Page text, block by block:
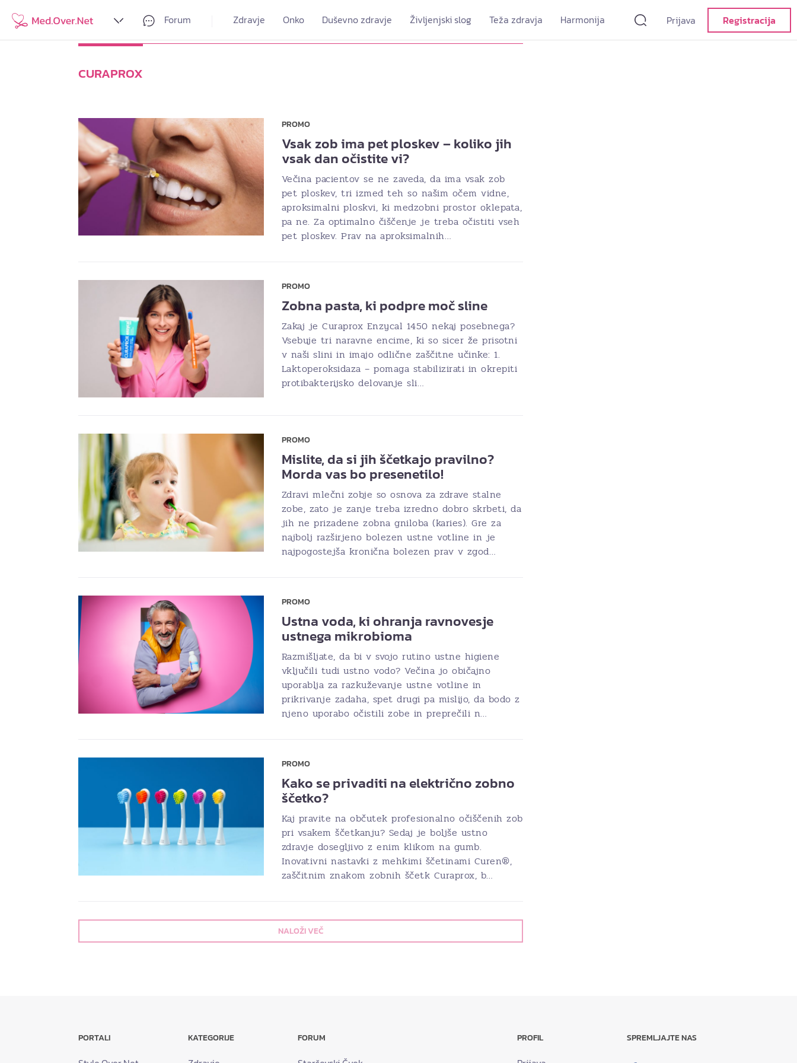
Forum Zdravje Onko Duševno zdravje Življenjski slog Teža zdravja Harmonija Prijava Registracija
CURAPROX
PROMO
Vsak zob ima pet ploskev – koliko jih
vsak dan očistite vi?
Večina pacientov se ne zaveda, da ima vsak zob
pet ploskev, tri izmed teh so našim očem vidne,
aproksimalni ploskvi, ki medzobni prostor oklepata,
pa ne. Za optimalno čiščenje je treba očistiti vseh
pet ploskev. Prav na aproksimalnih…
PROMO
Zobna pasta, ki podpre moč sline
Zakaj je Curaprox Enzycal 1450 nekaj posebnega?
Vsebuje tri naravne encime, ki so sicer že prisotni
v naši slini in imajo odlične zaščitne učinke: 1.
Laktoperoksidaza – pomaga stabilizirati in okrepiti
protibakterijsko delovanje sli…
PROMO
Mislite, da si jih ščetkajo pravilno?
Morda vas bo presenetilo!
Zdravi mlečni zobje so osnova za zdrave stalne
zobe, zato je zanje treba izredno dobro skrbeti, da
jih ne prizadene zobna gniloba (karies). Gre za
najbolj razširjeno bolezen ustne votline in je
najpogostejša kronična bolezen prav v zgod…
PROMO
Ustna voda, ki ohranja ravnovesje
ustnega mikrobioma
Razmišljate, da bi v svojo rutino ustne higiene
vključili tudi ustno vodo? Večina jo običajno
uporablja za razkuževanje ustne votline in
prikrivanje zadaha, spet drugi pa mislijo, da bodo z
njeno uporabo očistili zobe in preprečili n…
PROMO
Kako se privaditi na električno zobno
ščetko?
Kaj pravite na občutek profesionalno očiščenih zob
pri vsakem ščetkanju? Sedaj je boljše ustno
zdravje dosegljivo z enim klikom na gumb.
Inovativni nastavki z mehkimi ščetinami Curen®,
zaščitnim znakom zobnih ščetk Curaprox, b…
NALOŽI VEČ
PORTALI KATEGORIJE FORUM PROFIL SPREMLJAJTE NAS